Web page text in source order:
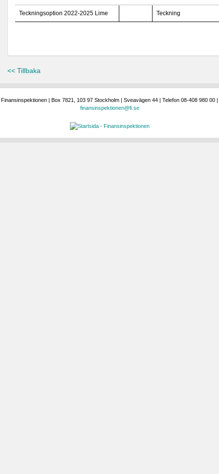
Teckningsoption 2022-2025 Lime Teckning
<< Tillbaka
Finansinspektionen | Box 7821, 103 97 Stockholm | Sveavägen 44 | Telefon 08-408 980 00 |
finansinspektionen@fi.se